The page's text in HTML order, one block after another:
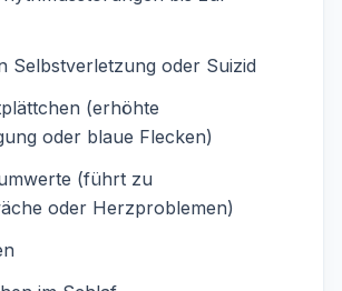
Selbstverletzung oder Suizid
(erhöhte
oder blaue Flecken)
(führt zu
oder Herzproblemen)